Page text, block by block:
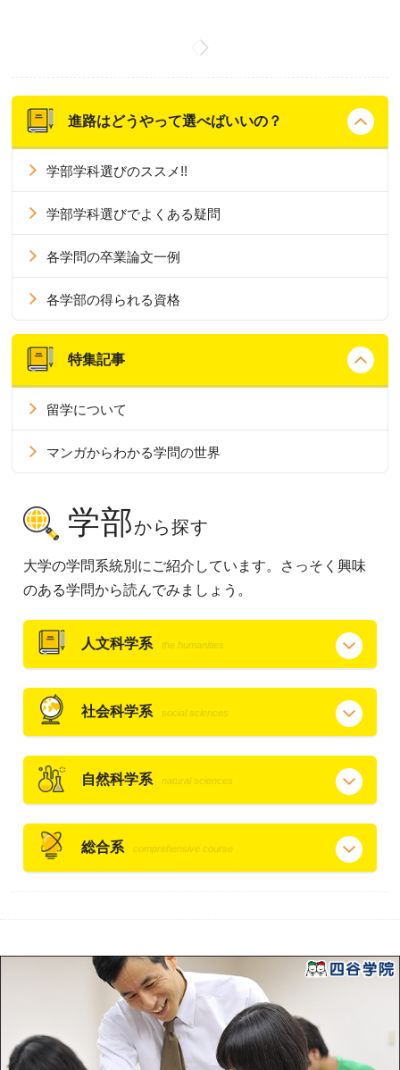
進路はどうやって選べばいいの？
学部学科選びのススメ!!
学部学科選びでよくある疑問
各学問の卒業論文一例
各学部の得られる資格
特集記事
留学について
マンガからわかる学問の世界
学部から探す
大学の学問系統別にご紹介しています。さっそく興味
のある学問から読んでみましょう。
人文科学系 the humanities
社会科学系 social sciences
自然科学系 natural sciences
総合系 comprehensive course